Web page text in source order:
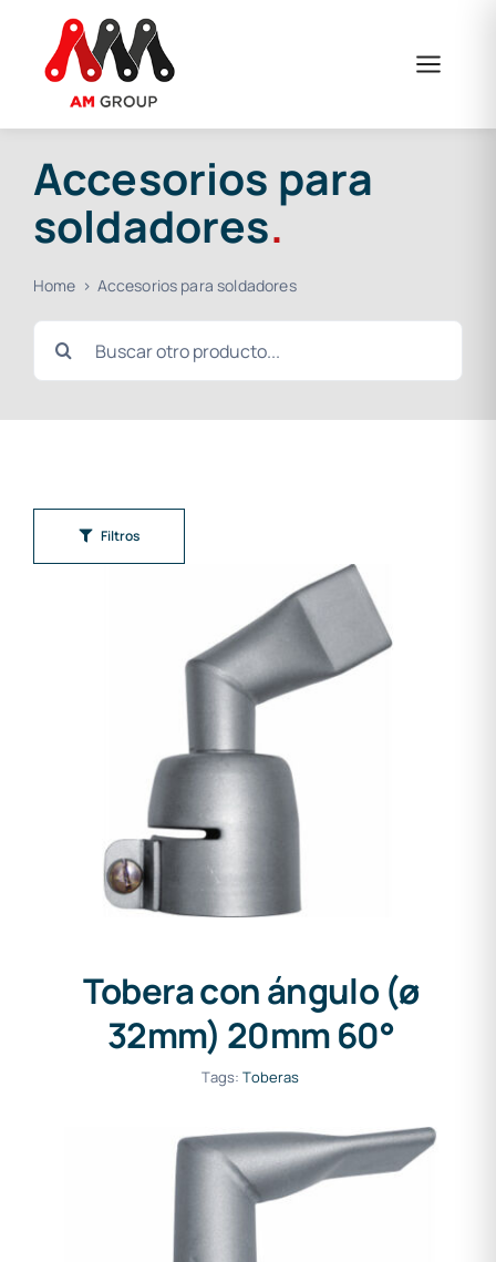
contenido
Accesorios para
soldadores.
Home Accesorios para soldadores
Buscar:
Filtros
Tobera con ángulo (ø 32mm)
20mm 60°
Tobera con ángulo (ø
32mm) 20mm 60°
Tags:Toberas